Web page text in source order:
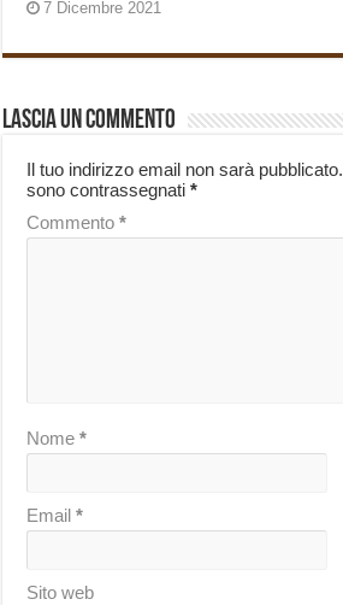
7 Dicembre 2021
Lascia un commento
Il tuo indirizzo email non sarà pubblicato.
sono contrassegnati*
Commento*
Nome*
Email*
Sito web